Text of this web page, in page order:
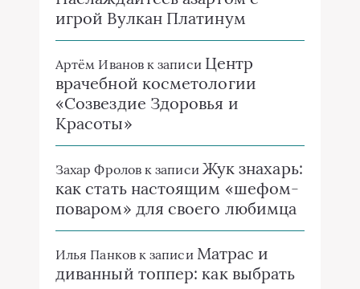
игрой Вулкан Платинум
Артём Ивановк записи Центр
врачебной косметологии
«Созвездие Здоровья и
Красоты»
Захар Фроловк записи Жук знахарь:
как стать настоящим «шефом-
поваром» для своего любимца
Илья Панковк записи Матрас и
диванный топпер: как выбрать